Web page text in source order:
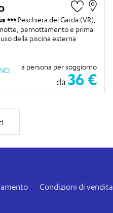
Peschiera del Garda (VR),
notte, pernottamento e prima
della piscina esterna
a persona per soggiorno
da 36 €
Condizioni di vendita